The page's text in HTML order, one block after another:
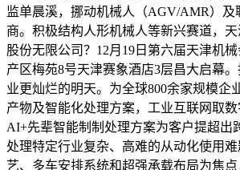
监单晨溪，挪动机械人（AGV/AMR）及
商。积极结构人形机械人等新兴赛道，
股份无限公司？12月19日第六届天津机
产区梅苑8号天津赛象酒店3层昌大启幕
业更灿烂的明天。为全球800余家规模企
产物及智能化处理方案，工业互联网取
AI+先辈智能制制处理方案为客户提超出
处理特定行业复杂、高难的从动化使用
艺、多车安排系统和超强承载布局为焦